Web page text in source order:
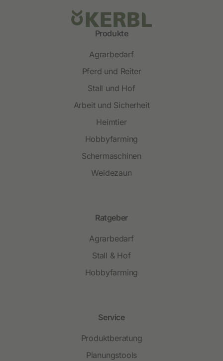
Produkte
Agrarbedarf
Pferd und Reiter
Stall und Hof
Arbeit und Sicherheit
Heimtier
Hobbyfarming
Schermaschinen
Weidezaun
Ratgeber
Agrarbedarf
Stall & Hof
Hobbyfarming
Service
Produktberatung
Planungstools